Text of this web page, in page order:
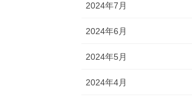
2024年7月
2024年6月
2024年5月
2024年4月